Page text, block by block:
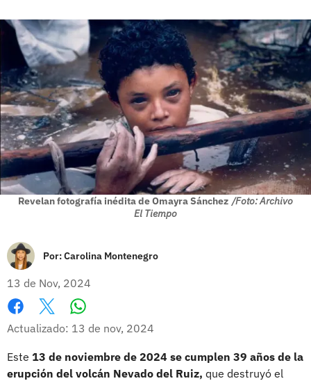
Revelan fotografía inédita de Omayra Sánchez /Foto: Archivo
El Tiempo
Por:Carolina Montenegro
13 de Nov, 2024
Facebook
X
Actualizado: 13 de nov, 2024
Este 13 de noviembre de 2024 se cumplen 39 años de la
erupción del volcán Nevado del Ruiz, que destruyó el